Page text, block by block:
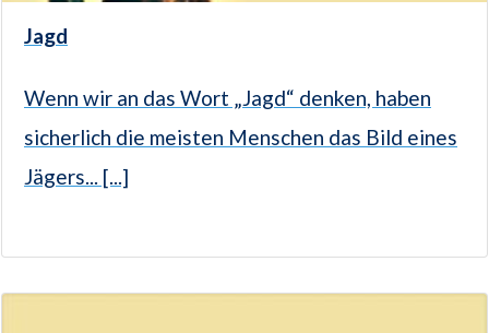
Jagd
Wenn wir an das Wort „Jagd“ denken, haben
sicherlich die meisten Menschen das Bild eines
Jägers... [...]